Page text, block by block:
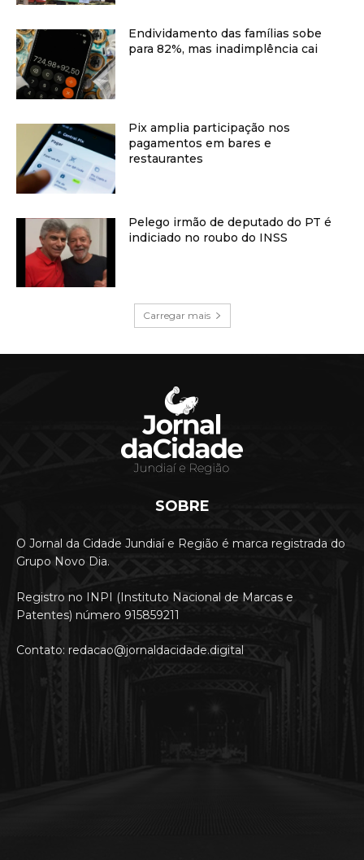
Endividamento das famílias sobe
para 82%, mas inadimplência cai
Pix amplia participação nos
pagamentos em bares e
restaurantes
Pelego irmão de deputado do PT é
indiciado no roubo do INSS
Carregar mais
SOBRE
O Jornal da Cidade Jundiaí e Região é marca registrada do
Grupo Novo Dia.
Registro no INPI (Instituto Nacional de Marcas e
Patentes) número 915859211
Contato: redacao@jornaldacidade.digital